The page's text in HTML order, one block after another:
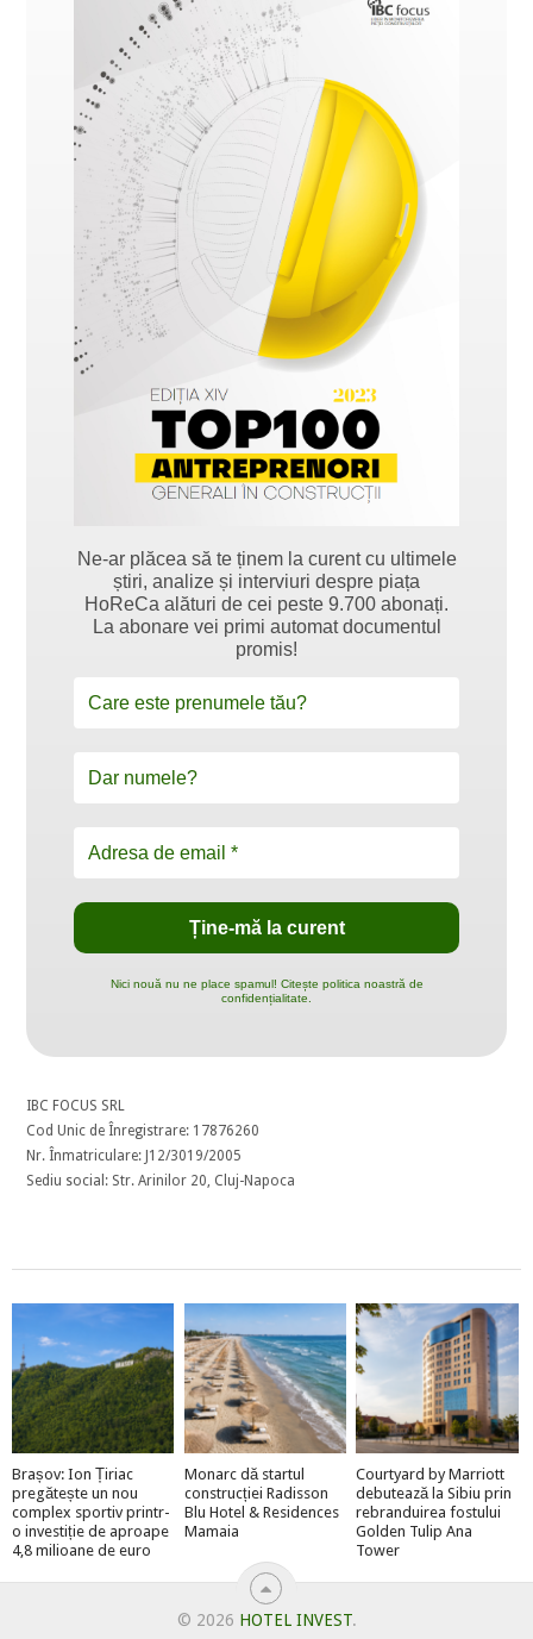
Ne-ar plăcea să te ținem la curent cu ultimele
știri, analize și interviuri despre piața
HoReCa alături de cei peste 9.700 abonați.
La abonare vei primi automat documentul
promis!
Nici nouă nu ne place spamul! Citește politica noastră de
confidențialitate.
IBC FOCUS SRL
Cod Unic de Înregistrare: 17876260
Nr. Înmatriculare: J12/3019/2005
Sediu social: Str. Arinilor 20, Cluj-Napoca
Brașov: Ion Țiriac
pregătește un nou
complex sportiv printr-
o investiție de aproape
4,8 milioane de euro
Monarc dă startul
construcției Radisson
Blu Hotel & Residences
Mamaia
Courtyard by Marriott
debutează la Sibiu prin
rebranduirea fostului
Golden Tulip Ana
Tower
© 2026 HOTEL INVEST.